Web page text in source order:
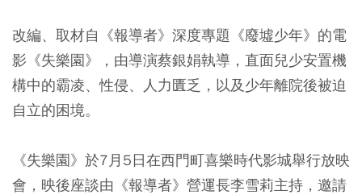
改編、取材自《報導者》深度專題《廢墟少年》的電
影《失樂園》，由導演蔡銀娟執導，直面兒少安置機
構中的霸凌、性侵、人力匱乏，以及少年離院後被迫
自立的困境。
《失樂園》於7月5日在西門町喜樂時代影城舉行放映
會，映後座談由《報導者》營運長李雪莉主持，邀請